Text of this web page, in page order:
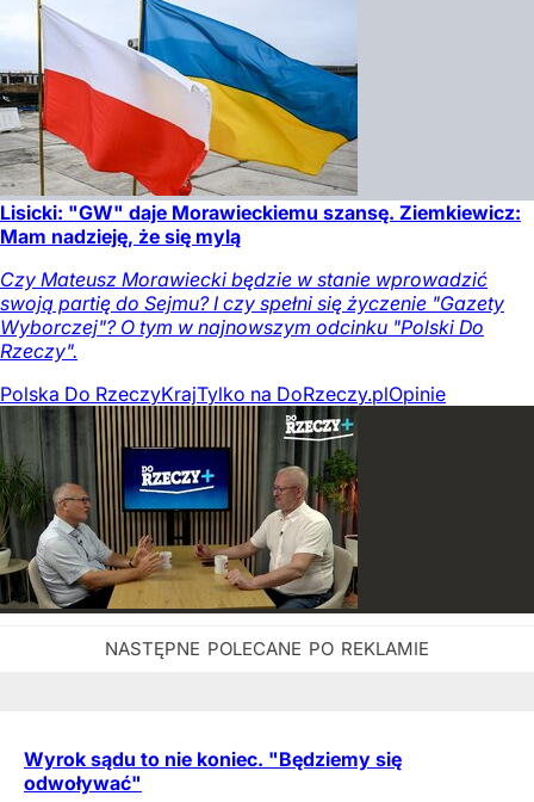
Lisicki: "GW" daje Morawieckiemu szansę. Ziemkiewicz:
Mam nadzieję, że się mylą
Czy Mateusz Morawiecki będzie w stanie wprowadzić
swoją partię do Sejmu? I czy spełni się życzenie "Gazety
Wyborczej"? O tym w najnowszym odcinku "Polski Do
Rzeczy".
Polska Do RzeczyKrajTylko na DoRzeczy.plOpinie
Wyrok sądu to nie koniec. "Będziemy się
odwoływać"